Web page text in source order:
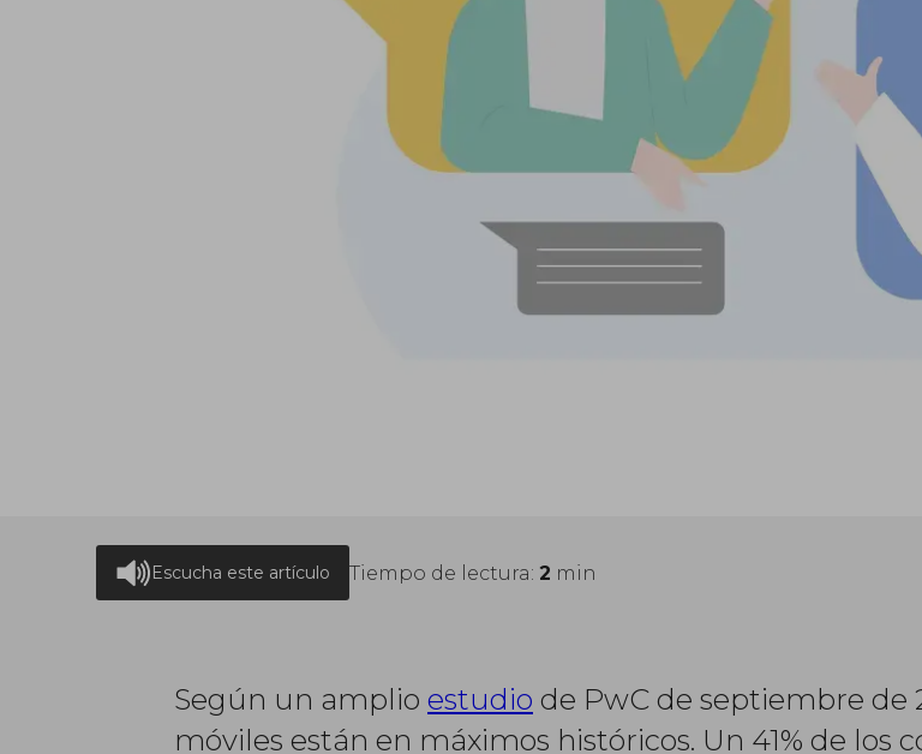
Escucha este artículo Tiempo de lectura: 2 min
Según un amplio estudio de PwC de septiembre de
móviles están en máximos históricos. Un 41% de los